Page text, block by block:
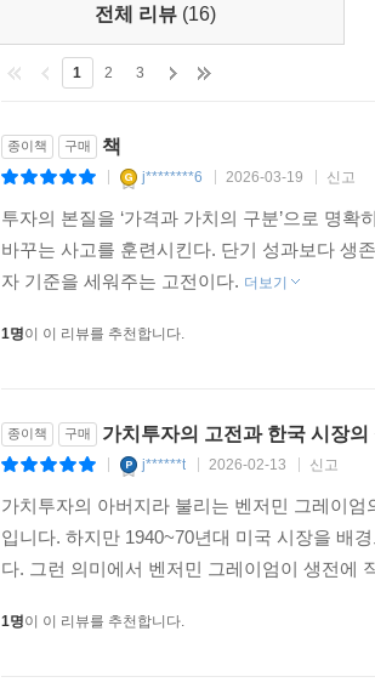
전체 리뷰 (16)
1 2 3
종이책 구매 책
j********6 2026-03-19 신고
투자의 본질을 ‘가격과 가치의 구분’으로 명
바꾸는 사고를 훈련시킨다. 단기 성과보다 생
자 기준을 세워주는 고전이다. 더보기
1명이 이 리뷰를 추천합니다.
종이책 구매 가치투자의 고전과 한국 시장
j******t 2026-02-13 신고
가치투자의 아버지라 불리는 벤저민 그레이
입니다. 하지만 1940~70년대 미국 시장을 배
다. 그런 의미에서 벤저민 그레이엄이 생전에
1명이 이 리뷰를 추천합니다.